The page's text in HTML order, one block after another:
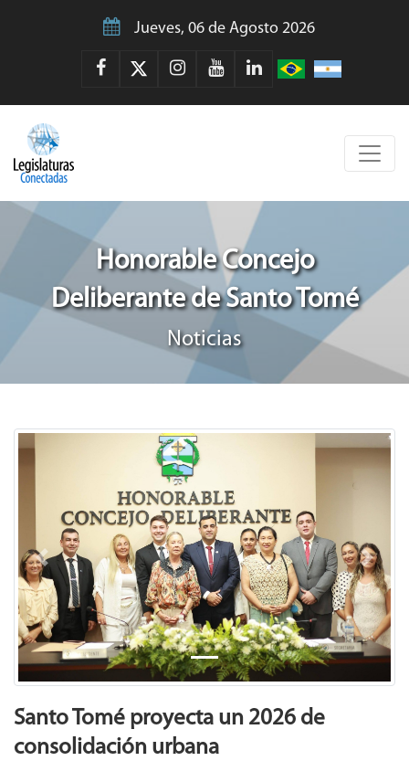
Jueves, 06 de Agosto 2026
Honorable Concejo
Deliberante de Santo Tomé
Noticias
Previous Next
Santo Tomé proyecta un 2026 de
consolidación urbana